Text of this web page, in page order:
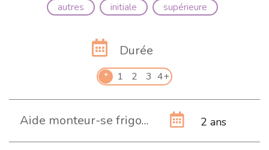
autres initiale supérieure
Durée
* 1 2 3 4+
Aide monteur-se frigoriste AFP 2 ans